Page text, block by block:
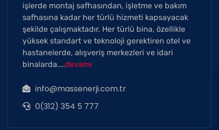
işlerde montaj safhasından, işletme ve bakım
safhasına kadar her türlü hizmeti kapsayacak
şekilde çalışmaktadır. Her türlü bina, özellikle
yüksek standart ve teknoloji gerektiren otel ve
hastanelerde, alışveriş merkezleri ve idari
binalarda....devamı
info@massenerji.com.tr
0(312) 354 5 777